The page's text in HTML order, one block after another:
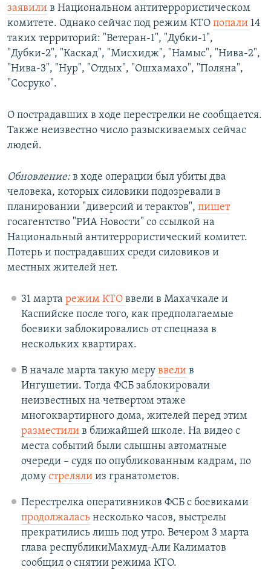
заявили в Национальном антитеррористическом
комитете. Однако сейчас под режим КТО попали 14
таких территорий: "Ветеран-1", "Дубки-1",
"Дубки-2", "Каскад", "Мисхидж", "Намыс", "Нива-2",
"Нива-3", "Нур", "Отдых", "Ошхамахо", "Поляна",
"Сосруко".
О пострадавших в ходе перестрелки не сообщается.
Также неизвестно число разыскиваемых сейчас
людей.
Обновление:в ходе операции был убиты два
человека, которых силовики подозревали в
планировании "диверсий и терактов", пишет
госагентство "РИА Новости" со ссылкой на
Национальный антитеррористический комитет.
Потерь и пострадавших среди силовиков и
местных жителей нет.
31 марта режим КТО ввели в Махачкале и
Каспийске после того, как предполагаемые
боевики заблокировались от спецназа в
нескольких квартирах.
В начале марта такую меру ввелив
Ингушетии. Тогда ФСБ заблокировали
неизвестных на четвертом этаже
многоквартирного дома, жителей перед этим
разместилив ближайшей школе. На видео с
места событий были слышны автоматные
очереди – судя по опубликованным кадрам, по
дому стрелялииз гранатометов.
Перестрелка оперативников ФСБ с боевиками
продолжаласьнесколько часов, выстрелы
прекратились лишь под утро. Вечером 3 марта
глава республикиМахмуд-Али Калиматов
сообщил о снятии режима КТО.